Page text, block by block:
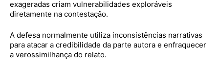
exageradas criam vulnerabilidades exploráveis
diretamente na contestação.
A defesa normalmente utiliza inconsistências narrativas
para atacar a credibilidade da parte autora e enfraquecer
a verossimilhança do relato.